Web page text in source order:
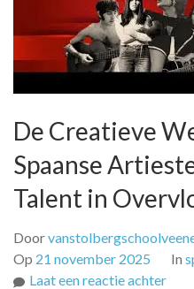
De Creatieve
Spaanse
Talent in
Door
Op 21 november 2025 In
Laat een reactie achterop